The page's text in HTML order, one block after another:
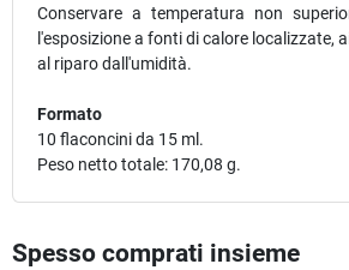
Conservare a temperatura non
l'esposizione a fonti di calore localizzate,
al riparo dall'umidità.
Formato
10 flaconcini da 15 ml.
Peso netto totale: 170,08 g.
Spesso comprati insieme